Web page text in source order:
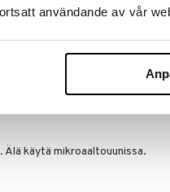
användande av vår
Älä käytä mikroaaltouunissa.